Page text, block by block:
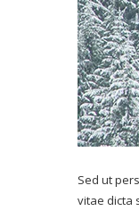
Sed ut
vitae dicta